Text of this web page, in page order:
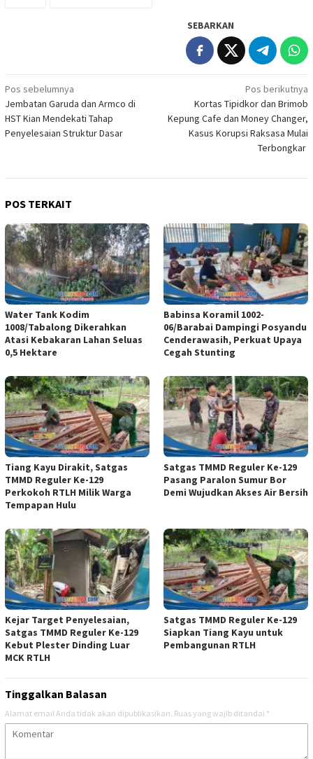
SEBARKAN
Navigasi
pos
Pos sebelumnya
Jembatan Garuda dan Armco di
HST Kian Mendekati Tahap
Penyelesaian Struktur Dasar
Pos berikutnya
Kortas Tipidkor dan Brimob
Kepung Cafe dan Money Changer,
Kasus Korupsi Raksasa Mulai
Terbongkar
POS TERKAIT
Water Tank Kodim
1008/Tabalong Dikerahkan
Atasi Kebakaran Lahan Seluas
0,5 Hektare
Babinsa Koramil 1002-
06/Barabai Dampingi Posyandu
Cenderawasih, Perkuat Upaya
Cegah Stunting
Tiang Kayu Dirakit, Satgas
TMMD Reguler Ke-129
Perkokoh RTLH Milik Warga
Tempapan Hulu
Satgas TMMD Reguler Ke-129
Pasang Paralon Sumur Bor
Demi Wujudkan Akses Air Bersih
Kejar Target Penyelesaian,
Satgas TMMD Reguler Ke-129
Kebut Plester Dinding Luar
MCK RTLH
Satgas TMMD Reguler Ke-129
Siapkan Tiang Kayu untuk
Pembangunan RTLH
Tinggalkan Balasan
Alamat email Anda tidak akan dipublikasikan. Ruas yang wajib ditandai *